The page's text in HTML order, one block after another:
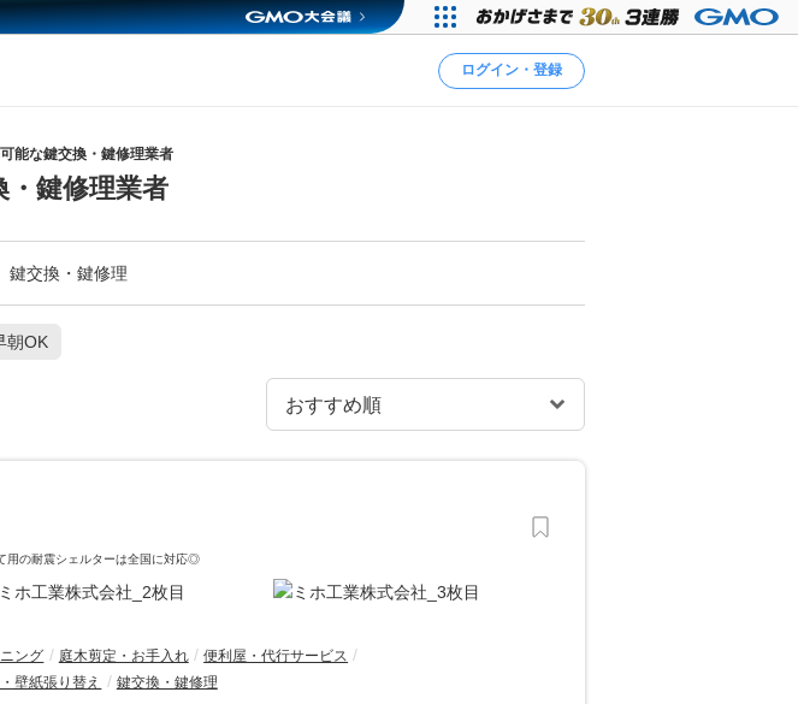
ログイン・登録
能な鍵交換・鍵修理業者
鍵修理業者
鍵交換・鍵修理
朝OK
用の耐震シェルターは全国に対応◎
ング 庭木剪定・お手入れ
便利屋・代行サービス
壁紙張り替え 鍵交換・鍵修理